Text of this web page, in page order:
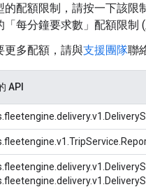
配額限制，請按一下該限
「每分鐘要求數」配額限制
更多配額，請與支援團隊聯
API